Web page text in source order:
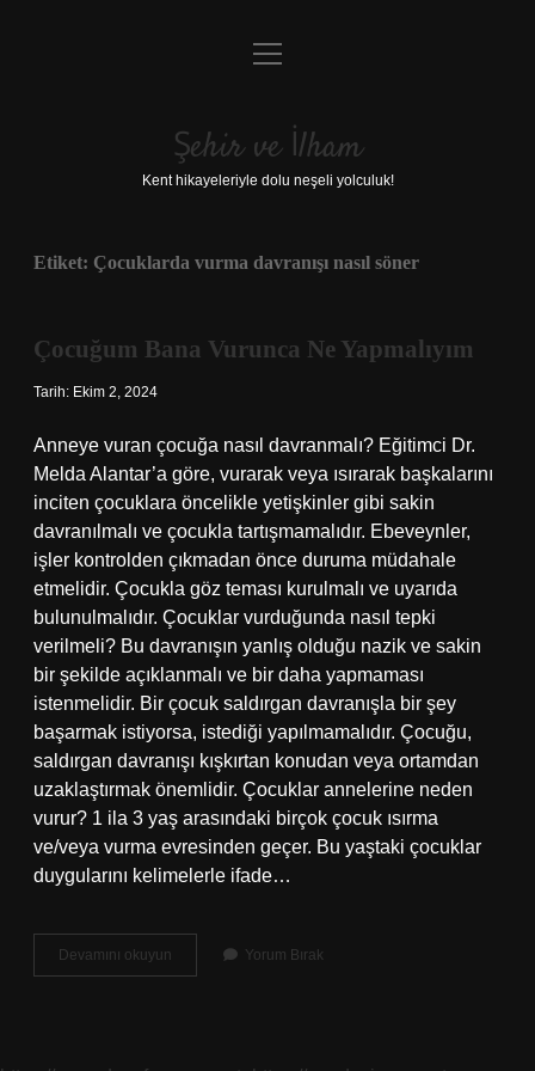
Anasayfa
Yasal Uyarı
menüyü
Şehir ve İlham
Kent hikayeleriyle dolu neşeli yolculuk!
Etiket: Çocuklarda vurma davranışı nasıl söner
Çocuğum Bana Vurunca Ne Yapmalıyım
Tarih: Ekim 2, 2024
Anneye vuran çocuğa nasıl davranmalı? Eğitimci Dr.
Melda Alantar’a göre, vurarak veya ısırarak başkalarını
inciten çocuklara öncelikle yetişkinler gibi sakin
davranılmalı ve çocukla tartışmamalıdır. Ebeveynler,
işler kontrolden çıkmadan önce duruma müdahale
etmelidir. Çocukla göz teması kurulmalı ve uyarıda
bulunulmalıdır. Çocuklar vurduğunda nasıl tepki
verilmeli? Bu davranışın yanlış olduğu nazik ve sakin
bir şekilde açıklanmalı ve bir daha yapmaması
istenmelidir. Bir çocuk saldırgan davranışla bir şey
başarmak istiyorsa, istediği yapılmamalıdır. Çocuğu,
saldırgan davranışı kışkırtan konudan veya ortamdan
uzaklaştırmak önemlidir. Çocuklar annelerine neden
vurur? 1 ila 3 yaş arasındaki birçok çocuk ısırma
ve/veya vurma evresinden geçer. Bu yaştaki çocuklar
duygularını kelimelerle ifade…
Devamını okuyun Çocuğum
Bana
Yorum Bırak